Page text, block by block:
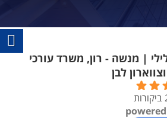
| מנשה - רון, משרד עורכי
לבן